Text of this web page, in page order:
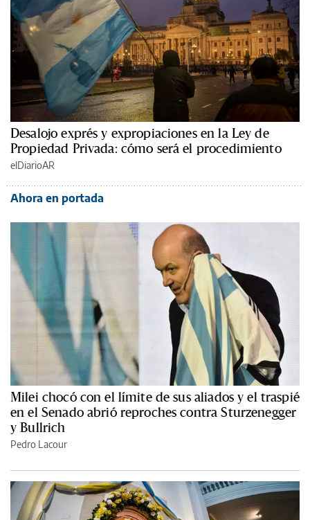
Desalojo exprés y expropiaciones en la Ley de
Propiedad Privada: cómo será el procedimiento
elDiarioAR
Ahora en portada
Milei chocó con el límite de sus aliados y el traspié
en el Senado abrió reproches contra Sturzenegger
y Bullrich
Pedro Lacour